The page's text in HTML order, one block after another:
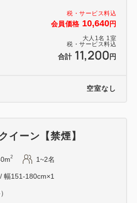
税・サービス料込
会員価格 10,640円
大人 1 名 1 室
税・サービス料込
合計 11,200円
空室なし
イーン【禁煙】
2 1~2名
幅151-180cm×1